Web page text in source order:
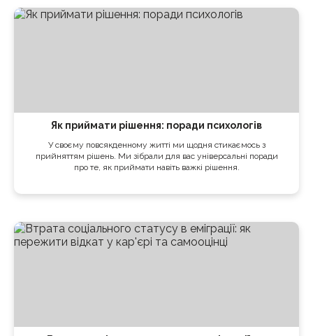
Як приймати рішення: поради психологів
У своєму повсякденному житті ми щодня стикаємось з
прийняттям рішень. Ми зібрали для вас універсальні поради
про те, як приймати навіть важкі рішення.